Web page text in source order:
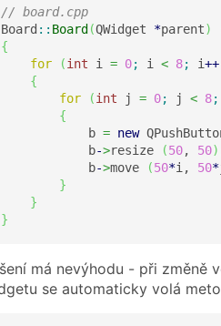
// board.cpp
Board :: Board (QWidget *parent)
{
for
(int i = 0; i < 8; i++
{
for
(int j = 0; j < 8;
{
            b
= new
            b
->resize (50, 50)
            b
->move (50*i, 50*
}
}
}
má nevýhodu - při změně
se automaticky volá